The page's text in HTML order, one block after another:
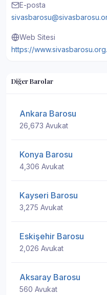
E-posta
Web Sitesi
https://
Diğer Barolar
Ankara Barosu
26,673 Avukat
Konya Barosu
4,306 Avukat
Kayseri Barosu
3,275 Avukat
Eskişehir Barosu
2,026 Avukat
Aksaray Barosu
560 Avukat